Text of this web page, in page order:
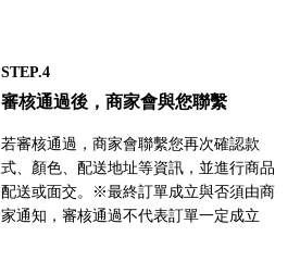
STEP.4
審核通過後，商家會與您聯繫
若審核通過，商家會聯繫您再次確認款
式、顏色、配送地址等資訊，並進行商品
配送或面交。※最終訂單成立與否須由商
家通知，審核通過不代表訂單一定成立